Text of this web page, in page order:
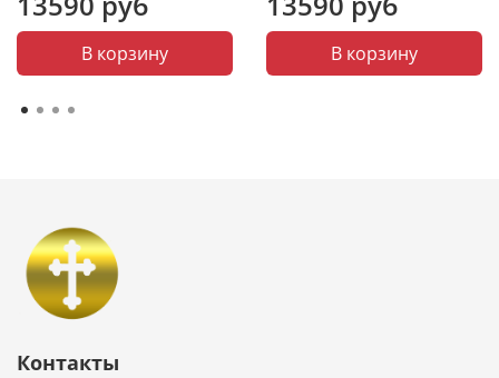
юбилей, Рождество, Пасха и т. д.
В корзину В корзину
Контакты